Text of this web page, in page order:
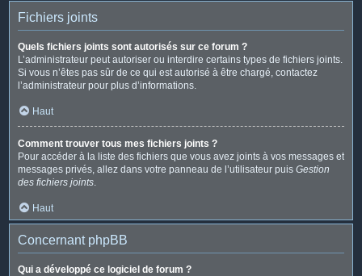
Fichiers joints
Quels fichiers joints sont autorisés sur ce forum ?
L’administrateur peut autoriser ou interdire certains types de fichiers joints.
Si vous n’êtes pas sûr de ce qui est autorisé à être chargé, contactez
l’administrateur pour plus d’informations.
Haut
Comment trouver tous mes fichiers joints ?
Pour accéder à la liste des fichiers que vous avez joints à vos messages et
messages privés, allez dans votre panneau de l’utilisateur puis Gestion
des fichiers joints.
Haut
Concernant phpBB
Qui a développé ce logiciel de forum ?